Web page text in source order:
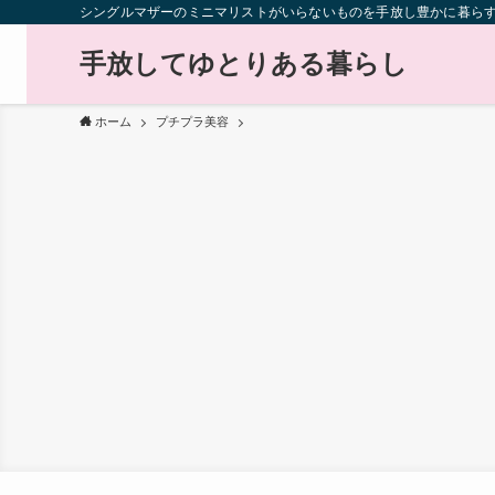
シングルマザーのミニマリストがいらないものを手放し豊かに暮ら
手放してゆとりある暮らし
ホーム プチプラ美容